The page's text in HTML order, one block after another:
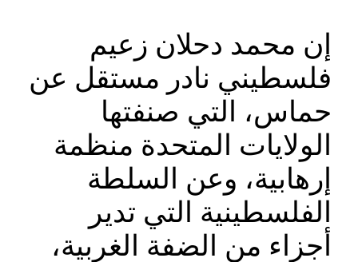
إن محمد دحلان زعيم
فلسطيني نادر مستقل عن
حماس، التي صنفتها
الولايات المتحدة منظمة
إرهابية، وعن السلطة
الفلسطينية التي تدير
أجزاء من الضفة الغربية،